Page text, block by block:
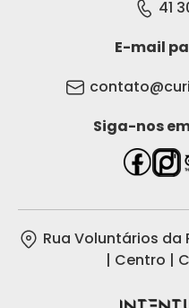
41
E-mail
Siga-nos
Rua Voluntários da
| Centro |